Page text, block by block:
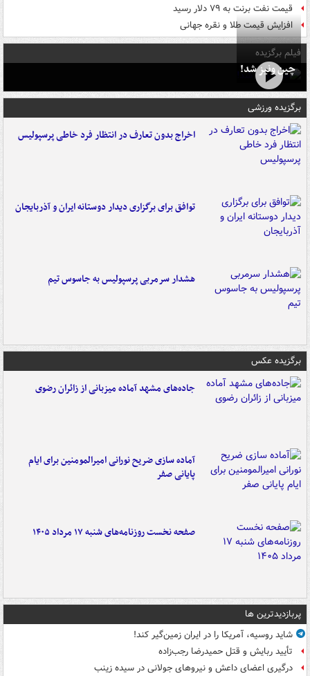
قیمت نفت برنت به ۷۹ دلار رسید
افزایش قیمت طلا و نقره جهانی
فیلم برگزیده
چین ونیز شد!
برگزیده ورزشی
اخراج بدون تعارف در انتظار فرد خاطی پرسپولیس
توافق برای برگزاری دیدار دوستانه ایران و آذربایجان
هشدار سرمربی پرسپولیس به جاسوس تیم
برگزیده عکس
جاده‌های مشهد آماده میزبانی از زائران رضوی
آماده سازی ضریح نورانی امیرالمومنین برای ایام
پایانی صفر
صفحه نخست روزنامه‌های شنبه ۱۷ مرداد ۱۴۰۵
پربازدیدترین ها
شاید روسیه، آمریکا را در ایران زمین‌گیر کند!
تأیید ربایش و قتل حمیدرضا رجب‌زاده
درگیری اعضای داعش و نیروهای جولانی در سیده زینب